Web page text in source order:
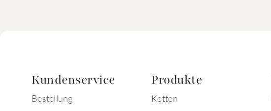
Kundenservice
Bestellung
Produkte
Ketten